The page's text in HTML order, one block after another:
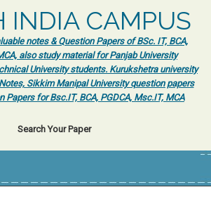
INDIA CAMPUS
notes & Question Papers of BSc. IT, BCA,
also study material for Panjab University
University students. Kurukshetra university
Sikkim Manipal University question papers
Papers for Bsc.IT, BCA, PGDCA, Msc.IT, MCA
Search Your Paper